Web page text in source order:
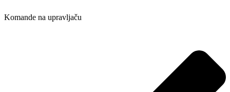
Komande na upravljaču